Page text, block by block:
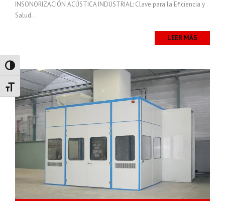
Alternar alto contraste
Alternar tamaño de letra
INSONORIZACIÓN ACÚSTICA INDUSTRIAL: Clave para la Eficiencia y
Salud...
LEER MÁS